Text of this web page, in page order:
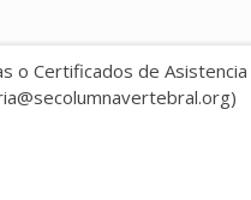
o Certificados de